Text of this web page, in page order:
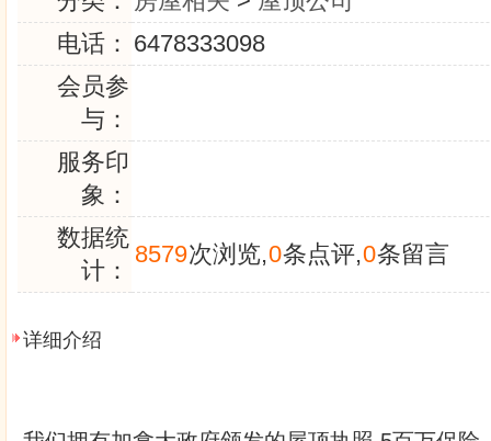
电话： 6478333098
会员参
与：
服务印
象：
数据统
计：
8579次浏览,0条点评,0条留言
详细介绍